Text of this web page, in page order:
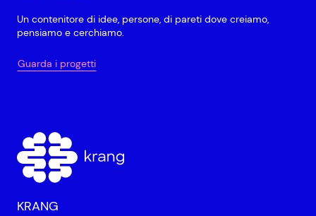
Un contenitore di idee, persone, di pareti dove creiamo,
pensiamo e cerchiamo.
Guarda i progetti
KRANG